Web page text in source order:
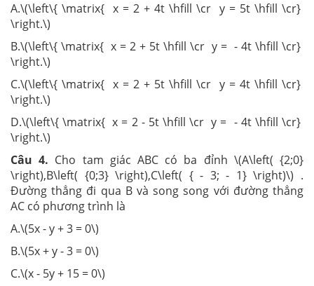
A.\(\left\{ \matrix{ x = 2 + 4t \hfill \cr y = 5t \hfill \cr}
\right.\)
B.\(\left\{ \matrix{ x = 2 + 5t \hfill \cr y = - 4t \hfill \cr}
\right.\)
C.\(\left\{ \matrix{ x = 2 + 5t \hfill \cr y = 4t \hfill \cr}
\right.\)
D.\(\left\{ \matrix{ x = 2 - 5t \hfill \cr y = - 4t \hfill \cr}
\right.\)
Câu 4. Cho tam giác ABC có ba đỉnh \(A\left( {2;0}
\right),B\left( {0;3} \right),C\left( { - 3; - 1} \right)\) .
Đường thẳng đi qua B và song song với đường thẳng
AC có phương trình là
A.\(5x - y + 3 = 0\)
B.\(5x + y - 3 = 0\)
C.\(x - 5y + 15 = 0\)